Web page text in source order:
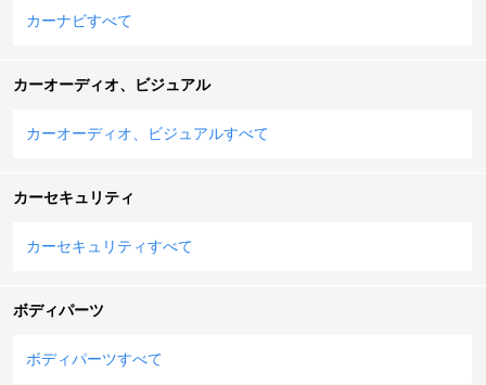
カーナビすべて
カーオーディオ、ビジュアル
カーオーディオ、ビジュアルすべて
カーセキュリティ
カーセキュリティすべて
ボディパーツ
ボディパーツすべて